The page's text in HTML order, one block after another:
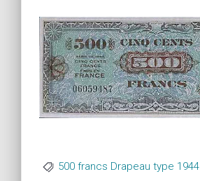
500 francs Drapeau type 1944